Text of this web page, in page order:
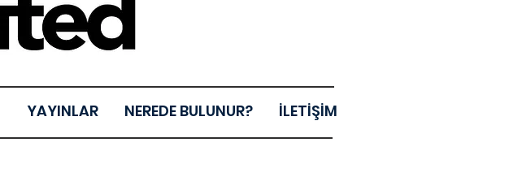
YAYINLAR NEREDE BULUNUR? İLETİŞİM